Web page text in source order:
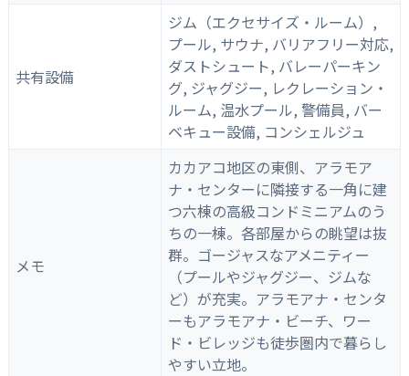
共有設備
ジム（エクセサイズ・ルーム）,
プール, サウナ, バリアフリー対応,
ダストシュート, バレーパーキン
グ, ジャグジー, レクレーション・
ルーム, 温水プール, 警備員, バー
ベキュー設備, コンシェルジュ
メモ
カカアコ地区の東側、アラモア
ナ・センターに隣接する一角に建
つ六棟の高級コンドミニアムのう
ちの一棟。各部屋からの眺望は抜
群。ゴージャスなアメニティー
（プールやジャグジー、ジムな
ど）が充実。アラモアナ・センタ
ーもアラモアナ・ビーチ、ワー
ド・ビレッジも徒歩圏内で暮らし
やすい立地。